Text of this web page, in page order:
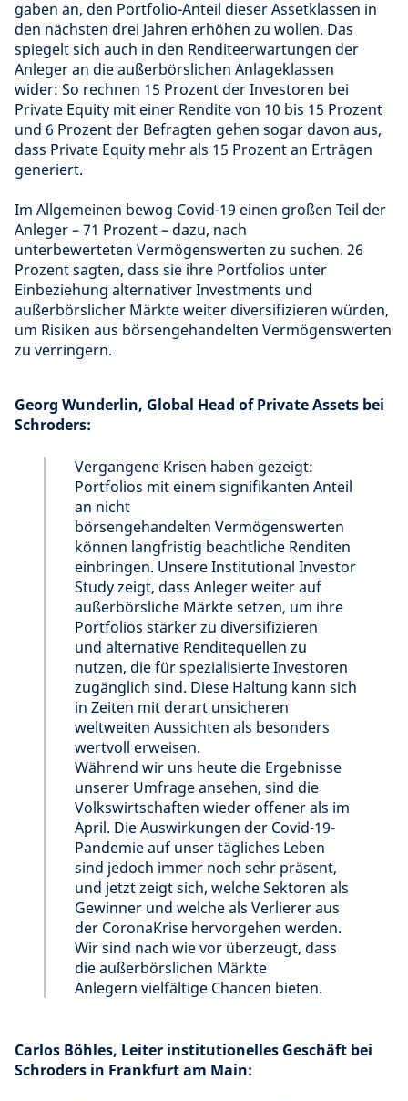
gaben an, den Portfolio-Anteil dieser Assetklassen in
den nächsten drei Jahren erhöhen zu wollen. Das
spiegelt sich auch in den Renditeerwartungen der
Anleger an die außerbörslichen Anlageklassen
wider: So rechnen 15 Prozent der Investoren bei
Private Equity mit einer Rendite von 10 bis 15 Prozent
und 6 Prozent der Befragten gehen sogar davon aus,
dass Private Equity mehr als 15 Prozent an Erträgen
generiert.
Im Allgemeinen bewog Covid-19 einen großen Teil der
Anleger – 71 Prozent – dazu, nach
unterbewerteten Vermögenswerten zu suchen. 26
Prozent sagten, dass sie ihre Portfolios unter
Einbeziehung alternativer Investments und
außerbörslicher Märkte weiter diversifizieren würden,
um Risiken aus börsengehandelten Vermögenswerten
zu verringern.
Georg Wunderlin, Global Head of Private Assets bei
Schroders:
Vergangene Krisen haben gezeigt:
Portfolios mit einem signifikanten Anteil
an nicht
börsengehandelten Vermögenswerten
können langfristig beachtliche Renditen
einbringen. Unsere Institutional Investor
Study zeigt, dass Anleger weiter auf
außerbörsliche Märkte setzen, um ihre
Portfolios stärker zu diversifizieren
und alternative Renditequellen zu
nutzen, die für spezialisierte Investoren
zugänglich sind. Diese Haltung kann sich
in Zeiten mit derart unsicheren
weltweiten Aussichten als besonders
wertvoll erweisen.
Während wir uns heute die Ergebnisse
unserer Umfrage ansehen, sind die
Volkswirtschaften wieder offener als im
April. Die Auswirkungen der Covid-19-
Pandemie auf unser tägliches Leben
sind jedoch immer noch sehr präsent,
und jetzt zeigt sich, welche Sektoren als
Gewinner und welche als Verlierer aus
der CoronaKrise hervorgehen werden.
Wir sind nach wie vor überzeugt, dass
die außerbörslichen Märkte
Anlegern vielfältige Chancen bieten.
Carlos Böhles, Leiter institutionelles Geschäft bei
Schroders in Frankfurt am Main: